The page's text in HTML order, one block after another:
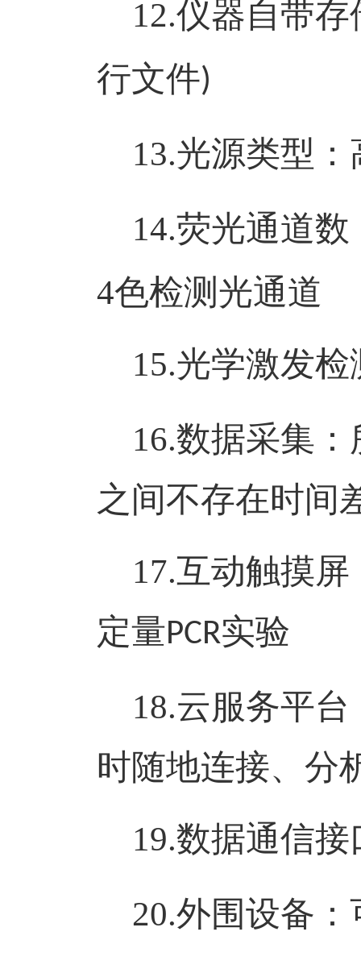
12.仪器自带存
行文件)
13.光源类型：
14.荧光通道数
4色检测光通道
15.光学激发检
16.数据采集：
之间不存在时间
17.互动触摸
定量PCR实验
18.云服务平
时随地连接、分
19.数据通信接
20.外围设备：